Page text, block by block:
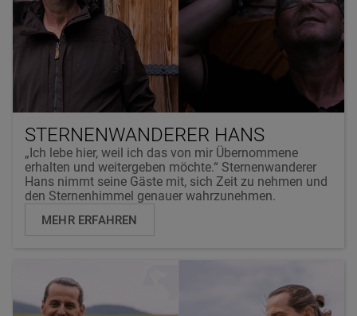
STERNENWANDERER HANS
„Ich lebe hier, weil ich das von mir Übernommene
erhalten und weitergeben möchte.“ Sternenwanderer
Hans nimmt seine Gäste mit, sich Zeit zu nehmen und
den Sternenhimmel genauer wahrzunehmen.
MEHR ERFAHREN